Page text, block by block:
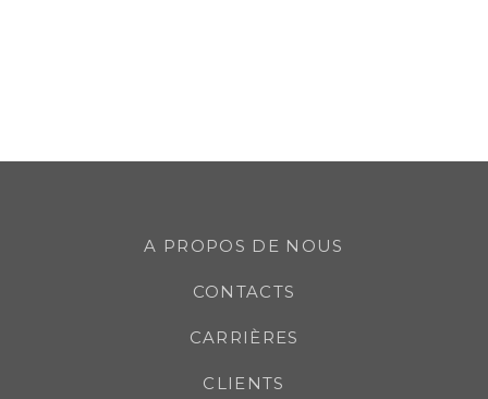
A PROPOS DE NOUS
CONTACTS
CARRIÈRES
CLIENTS